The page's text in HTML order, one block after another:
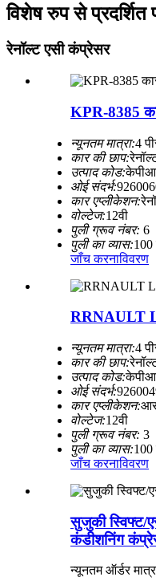
विशेष रुप से प्रदर्शित
रेनॉल्ट एसी कंप्रेसर
KPR-8385
न्यूनतम मात्रा:4
कार की छाप:
उत्पाद कोड:
ओई संदर्भ:
कार एप्लीकेशन:
वोल्टेज:12वी
पुली ग्रूव नंबर: 6
पुली का व्यास:100
जाँच करनाविवरण
RRNAULT
न्यूनतम मात्रा:4
कार की छाप:
उत्पाद कोड:
ओई संदर्भ:
कार एप्लीकेशन:
वोल्टेज:12वी
पुली ग्रूव नंबर: 3
पुली का व्यास:100
जाँच करनाविवरण
सुजुकी
कंडीशनिंग
न्यूनतम ऑर्डर